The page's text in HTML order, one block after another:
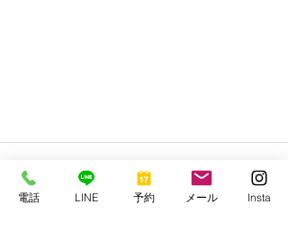
電話 LINE 予約 メール Insta